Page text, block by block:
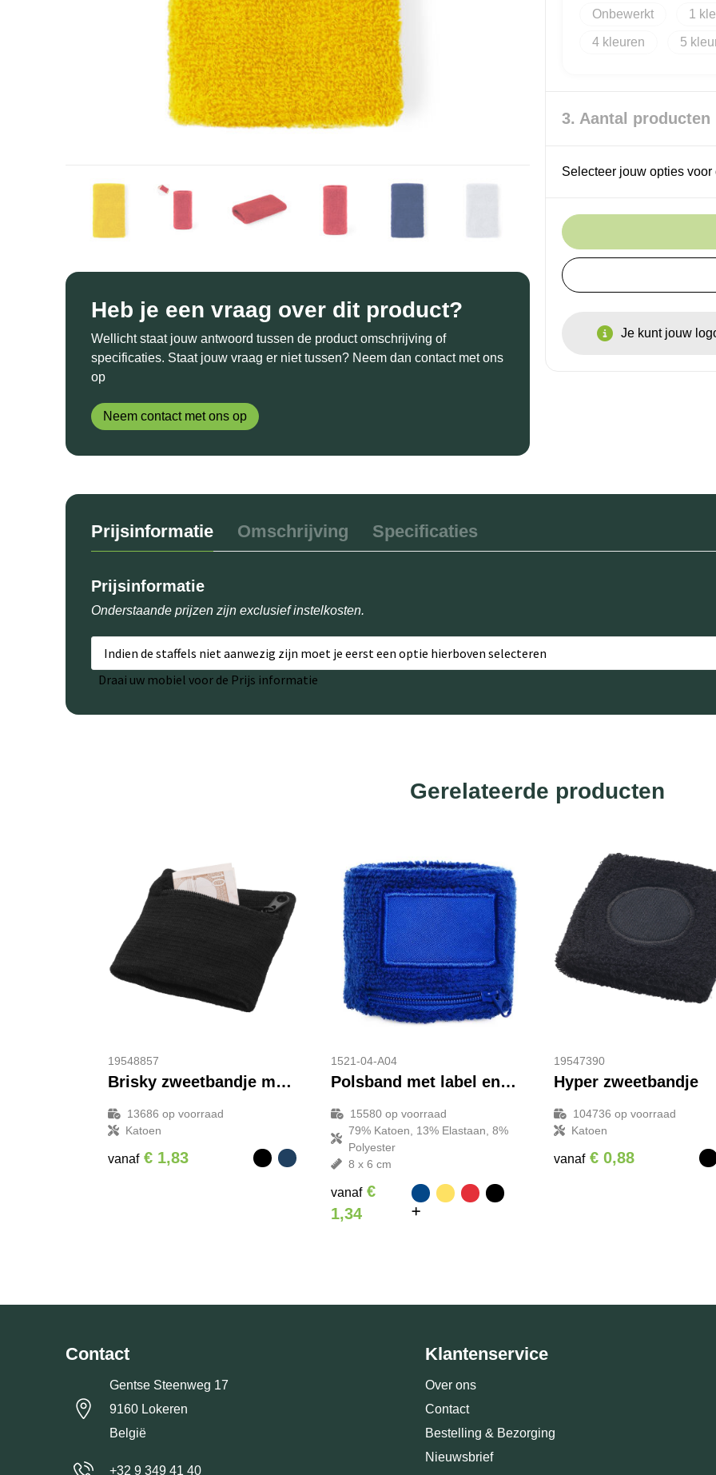
Heb je een vraag over dit product?
Wellicht staat jouw antwoord tussen de product omschrijving of
specificaties. Staat jouw vraag er niet tussen? Neem dan contact met ons
op
Neem contact met ons op
Onbewerkt 1
4 5
3. Aantal producten
Selecteer jouw opties
Je kunt jouw
Prijsinformatie Omschrijving Specificaties
Prijsinformatie
Onderstaande prijzen zijn exclusief instelkosten.
Indien de staffels niet aanwezig zijn moet je eerst een optie hierboven selecteren
Draai uw mobiel voor de Prijs informatie
Gerelateerde producten
19548857
Brisky zweetbandje met rits
13686 op voorraad
Katoen
vanaf € 1,83
1521-04-A04
Polsband met label en ritsvakje
15580op voorraad
79% Katoen, 13% Elastaan, 8%
Polyester
8 x 6 cm
vanaf €
1,34
19547390
Hyper zweetbandje
104736 op voorraad
Katoen
vanaf € 0,88
Contact
Gentse Steenweg 17
9160 Lokeren
België
+32 9 349 41 40
Klantenservice
Over ons
Contact
Bestelling & Bezorging
Nieuwsbrief